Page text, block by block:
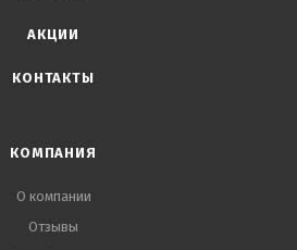
АКЦИИ
КОНТАКТЫ
КОМПАНИЯ
О компании
Отзывы